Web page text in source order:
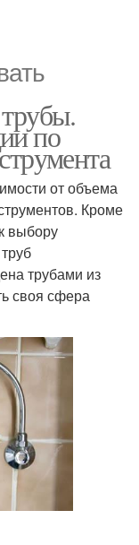
по
от объема
Кроме
выбору
трубами из
своя сфера